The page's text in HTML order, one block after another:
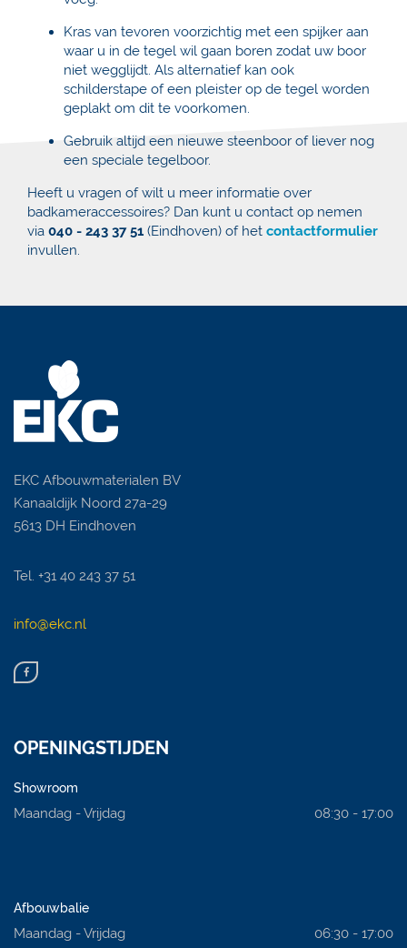
Kras van tevoren voorzichtig met een spijker aan
waar u in de tegel wil gaan boren zodat uw boor
niet wegglijdt. Als alternatief kan ook
schilderstape of een pleister op de tegel worden
geplakt om dit te voorkomen.
Gebruik altijd een nieuwe steenboor of liever nog
een speciale tegelboor.
Heeft u vragen of wilt u meer informatie over
badkameraccessoires? Dan kunt u contact op nemen
via 040 - 243 37 51 (Eindhoven) of het contactformulier
invullen.
EKC Afbouwmaterialen BV
Kanaaldijk Noord 27a-29
5613 DH Eindhoven
Tel. +31 40 243 37 51
info@ekc.nl
OPENINGSTIJDEN
Showroom
Maandag - Vrijdag 08:30 - 17:00
Afbouwbalie
Maandag - Vrijdag 06:30 - 17:00